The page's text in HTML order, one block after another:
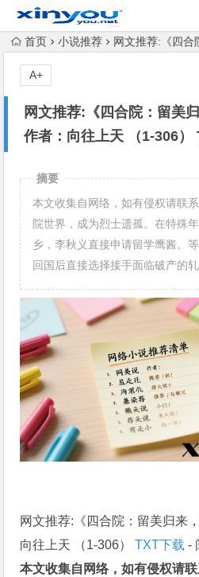
首页 小说推荐 网文推荐:《四合院：留美归来
网文推荐:《四合院：留美
作者：向往上天 （1-306）
A+
摘要
本文收集自网络，如有侵权请联
院世界，成为烈士遗孤。在特殊
乡，李秋义直接申请留学鹰酱。
回国后直接选择接手面临破产的
网文推荐:《四合院：留美归来
向往上天 （1-306）TXT下载 -
本文收集自网络，如有侵权请联